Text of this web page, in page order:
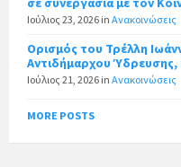
Ιούλιος 23, 2026 in Ανακοινώσεις
Ορισμός του Τρέλλη
Αντιδήμαρχου Ύδρευσης,
Ιούλιος 21, 2026 in Ανακοινώσεις
MORE POSTS